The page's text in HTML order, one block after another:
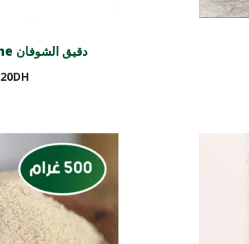
Poudre d’avoine دقيق الشوفان
20DH